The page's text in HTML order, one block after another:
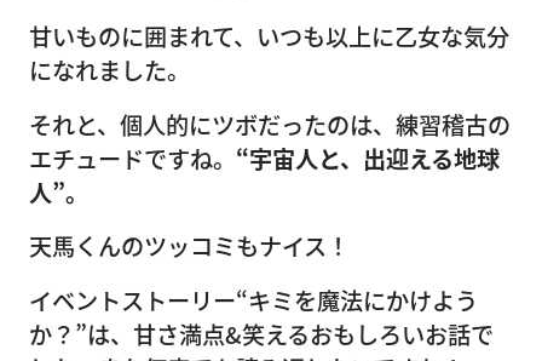
甘いものに囲まれて、いつも以上に乙女な気分
になれました。
それと、個人的にツボだったのは、練習稽古の
エチュードですね。 “宇宙人と、出迎える地球
人”。
天馬くんのツッコミもナイス！
イベントストーリー“キミを魔法にかけよう
か？”は、甘さ満点&笑えるおもしろいお話で